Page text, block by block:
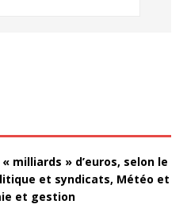
milliards » d’euros, selon le
et syndicats, Météo et
et gestion